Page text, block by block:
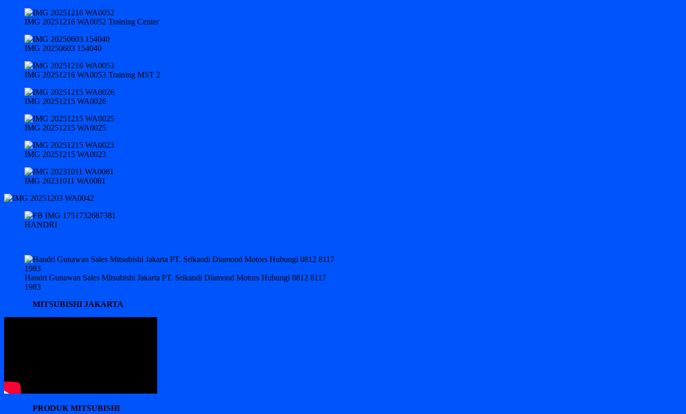
IMG 20251216 WA0052 Training Center
IMG 20250603 154040
IMG 20251216 WA0053 Training MST 2
IMG 20251215 WA0026
IMG 20251215 WA0025
IMG 20251215 WA0023
IMG 20231011 WA0081
HANDRI
Handri Gunawan Sales Mitsubishi Jakarta PT. Srikandi Diamond Motors Hubungi 0812 8117
1983
MITSUBISHI JAKARTA
PRODUK MITSUBISHI